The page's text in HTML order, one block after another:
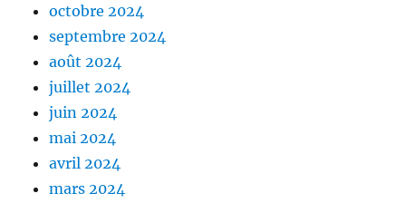
octobre 2024
septembre 2024
août 2024
juillet 2024
juin 2024
mai 2024
avril 2024
mars 2024